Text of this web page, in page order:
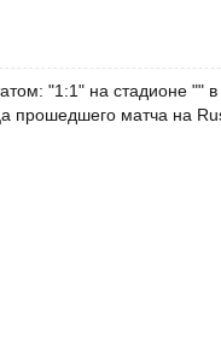
"1:1" на стадионе ""
прошедшего матча на